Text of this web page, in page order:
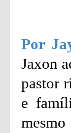
Por
Jaxon
pastor
e